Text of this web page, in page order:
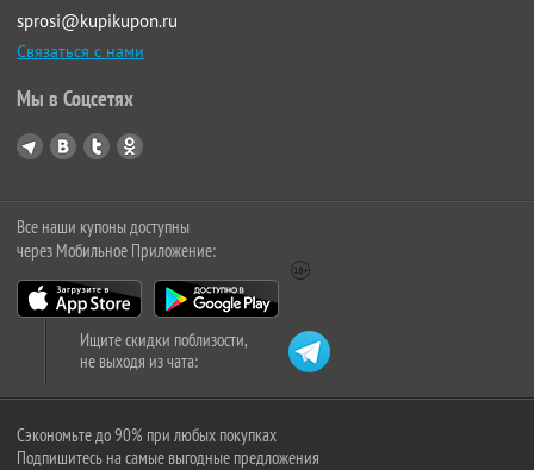
sprosi@kupikupon.ru
Связаться с нами
Мы в Соцсетях
Все наши купоны доступны
через Мобильное Приложение:
Ищите скидки поблизости,
не выходя из чата:
Сэкономьте до 90% при любых покупках
Подпишитесь на самые выгодные предложения